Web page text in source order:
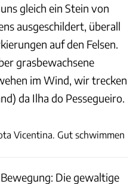
gleich ein Stein von
ausgeschildert, überall
auf den Felsen.
grasbewachsene
im Wind, wir trecken
da Ilha do Pessegueiro.
Vicentina. Gut schwimmen
Die gewaltige